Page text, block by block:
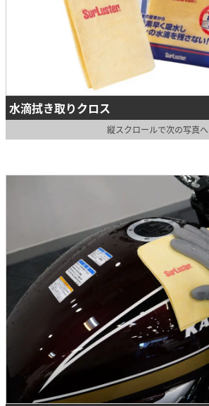
水滴拭き取りクロス
縦スクロールで次の写真へ